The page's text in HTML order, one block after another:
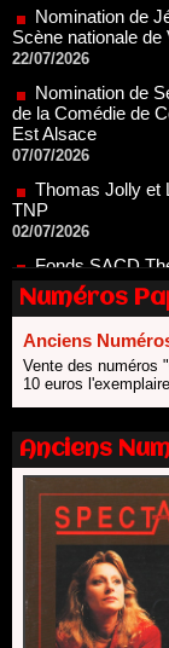
22/07/2026
Nomination de
de la Comédie de
Est Alsace
07/07/2026
Thomas Jolly et
TNP
02/07/2026
Fonds SACD
23/06/2026
Dispositif
20/06/2026
Le palmarès
18/06/2026
Les 10 lauréats
SACD
Nomination de
direction du
13/06/2026
Dispositif
18/03/2026
Numéros
Anciens
Vente des numéros
10 euros
Anciens